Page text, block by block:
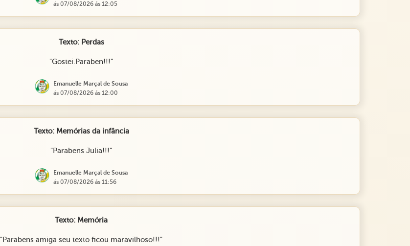
ás 07/08/2026 ás 12:05
Texto: Perdas
"Gostei.Paraben!!!"
Emanuelle Marçal de Sousa
ás 07/08/2026 ás 12:00
Texto: Memórias da infância
"Parabens Julia!!!"
Emanuelle Marçal de Sousa
ás 07/08/2026 ás 11:56
Texto: Memória
"Parabens amiga seu texto ficou maravilhoso!!!"